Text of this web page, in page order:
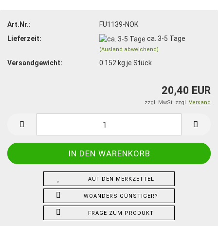
Art.Nr.:
FU1139-NOK
Lieferzeit:
ca. 3-5 Tage
(Ausland abweichend)
Versandgewicht: 0.152 kg je Stück
20,40 EUR
zzgl. MwSt. zzgl. Versand
AUF DEN MERKZETTEL
WOANDERS GÜNSTIGER?
FRAGE ZUM PRODUKT